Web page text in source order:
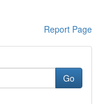
Report Page
Go